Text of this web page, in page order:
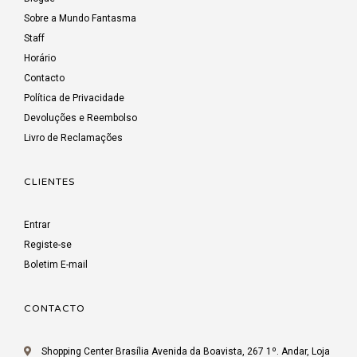
Sobre a Mundo Fantasma
Staff
Horário
Contacto
Política de Privacidade
Devoluções e Reembolso
Livro de Reclamações
CLIENTES
Entrar
Registe-se
Boletim E-mail
CONTACTO
Shopping Center Brasília Avenida da Boavista, 267 1º. Andar, Loja